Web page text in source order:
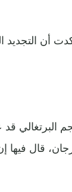
البرتغالي
قال فيها